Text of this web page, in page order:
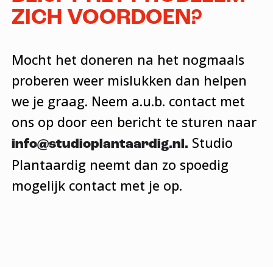
ZICH VOORDOEN?
Mocht het doneren na het nogmaals
proberen weer mislukken dan helpen
we je graag. Neem a.u.b. contact met
ons op door een bericht te sturen naar
info@studioplantaardig.nl. Studio
Plantaardig neemt dan zo spoedig
mogelijk contact met je op.